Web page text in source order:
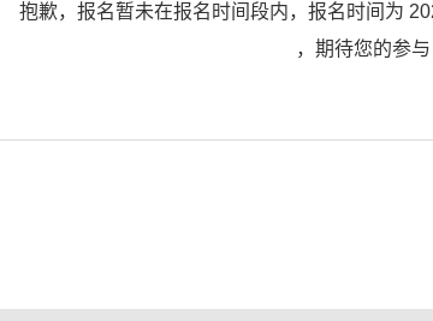
抱歉，报名暂未在报名时间段内，报名时间为
，期待您的参与